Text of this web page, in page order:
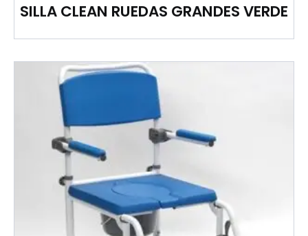
SILLA CLEAN RUEDAS GRANDES VERDE